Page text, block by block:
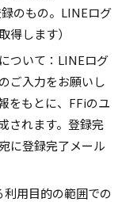
のもの。LINEログ
得します）
ついて：LINEログ
ご入力をお願いし
をもとに、FFiのユ
されます。登録完
に登録完了メール
用目的の範囲での